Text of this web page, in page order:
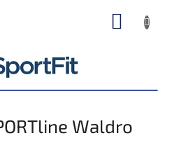
KOSÁR
Waldro